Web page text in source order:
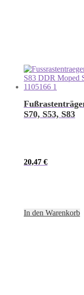
S70, S53, S83
20,47 €
In den Warenkorb